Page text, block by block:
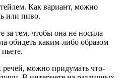
Как вариант, можно
или пиво.
за тем, чтобы она не носила
обидеть каким-либо образом
речей, можно придумать что-